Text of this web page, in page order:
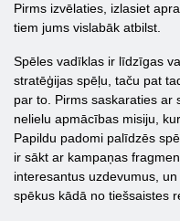
Pirms izvēlaties, izlasiet
tiem jums vislabāk atbilst.
Spēles vadīklas ir līdzīgas
stratēģijas spēļu, taču pat
par to. Pirms saskaraties ar
nelielu apmācības misiju,
Papildu padomi palīdzēs
ir sākt ar kampaņas
interesantus uzdevumus,
spēkus kādā no tiešsaistes